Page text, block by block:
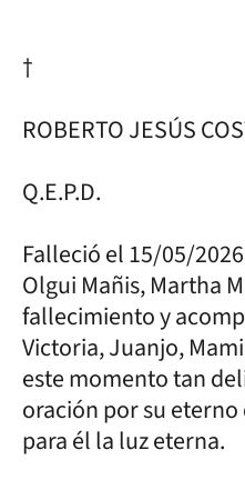
†
ROBERTO JESÚS
Q.E.P.D.
Falleció el 15/05/
Olgui Mañis, Martha
fallecimiento y
Victoria, Juanjo,
este momento tan
oración por su eterno
para él la luz eterna.